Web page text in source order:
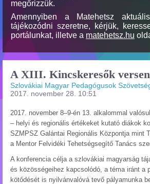
megőrizzük.
Amennyiben a Matehetsz aktuális
tájékozódni szeretne, kérjük,
portálunkat, illetve a matehetsz.hu
A XIII. Kincskeresők
Szlovákiai Magyar Pedagógusok
2017. november 28. 10:51
2017. november 8–9-én 13. alkalommal
– helyi és regionális értékeket kutató diákok
SZMPSZ Galántai Regionális Központja mint
a Mentor Felvidéki Tehetségsegítő Tanács
A konferencia célja a szlovákiai magyarság
és közösségeihez kapcsolódó, a téma iránt a
kötődését is nyilvánvalóvá tevő pályamunka